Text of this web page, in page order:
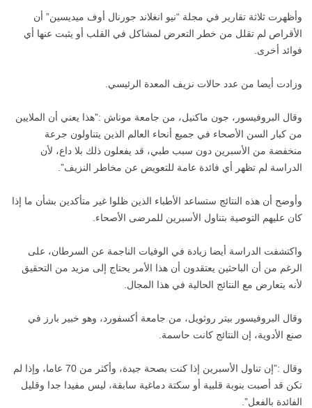
وأظهرت ثلاثة تقارير في مجلة “نيو انغلاند جورنال أوف ميديسين” أن
الأقراص لم تقلل من خطر التعرض لمشاكل في القلب أو يثبت عنها أي
فوائد أخرى.
وزادت أيضا من عدد حالات نزيف المعدة الرئيسي.
وقال البروفيسور، جون ماكنيل، من جامعة موناش :”هذا يعني أن الملايين
من كبار السن الأصحاء في جميع أنحاء العالم الذين يتناولون جرعة
منخفضة من الأسبرين دون سبب طبي، قد يفعلون ذلك بلا داع، لأن
الدراسة لم تظهر أي فائدة عامة للتعويض عن مخاطر النزيف”.
وأوضح أن هذه النتائج ستساعد الأطباء الذين ظلوا غير متأكدين بشأن ما إذا
كان عليهم التوصية بتناول الأسبرين للمرضى الأصحاء.
واكتشفت الدراسة أيضا زيادة في الوفيات الناجمة عن السرطان، على
الرغم من أن الباحثين يعتقدون أن هذا الأمر يحتاج إلى مزيد من التحقيق
لأنه يتعارض مع النتائج الحالية في هذا المجال.
وقال البروفيسور بيتر روثويل، من جامعة أكسفورد، وهو خبير بارز في
صنع الأدوية، إن النتائج كانت حاسمة.
وقال :”إن تناول الأسبرين إذا كنت بصحة جيدة، وأكثر من 70 عاما، وإذا لم
تكن قد أصبت بنوبة قلبية أو سكتة دماغية سابقة، ليس مفيدا جدا وقليل
الفائدة بالفعل”.